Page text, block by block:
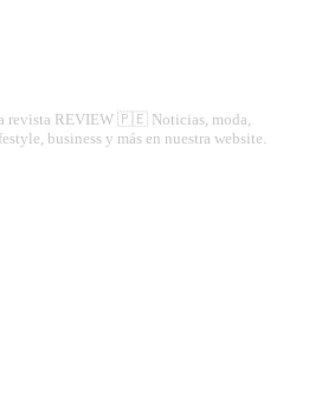
revista REVIEW 🇵🇪 Noticias, moda,
business y más en nuestra website.